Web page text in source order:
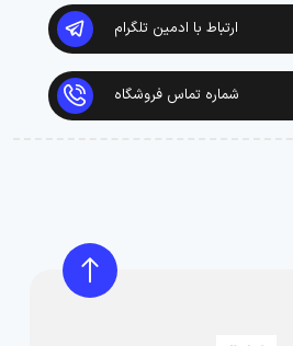
ارتباط با ادمین تلگرام
شماره تماس فروشگاه